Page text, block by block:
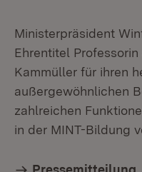
Ministerpräsident
Ehrentitel
Kammüller für ihren
außergewöhnlichen
zahlreichen
in der MINT-Bildung